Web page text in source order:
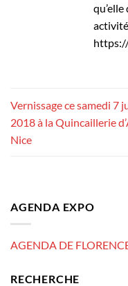
Vernissage ce samedi 7
2018 à la Quincaillerie
Nice
AGENDA EXPO
AGENDA DE
RECHERCHE